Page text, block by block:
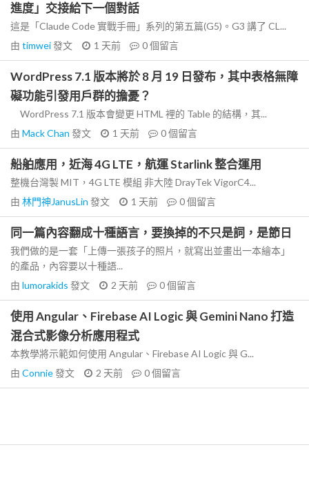
進度」交接給下一個對話
這是「Claude Code 實戰手冊」系列的第五篇(G5)。G3 講了 CL...
由 timwei發文 1 天前 0個留言
WordPress 7.1 版本將於 8 月 19 日發布，其中表格無障
礙功能引發用戶群的擔憂？
WordPress 7.1 版本會變更 HTML 裡的 Table 的結構，其...
由 Mack Chan 發文 1 天前 0個留言
船舶應用，近海 4G LTE，航運 Starlink 整合運用
整機台灣製 MIT，4G LTE 模組 非大陸 DrayTek VigorC4...
由 林門神JanusLin 發文 1 天前 0個留言
同一篇內容翻成十種語言，要換掉的不只是詞，是節日
我們做的是一套「上傳一張孩子的照片，就寫出並畫出一本繪本」
的產品，內容要以十種語...
由 lumorakids 發文 2 天前 0個留言
使用 Angular、Firebase AI Logic 與 Gemini Nano 打造
混合式影像分析應用程式
本教學將示範如何使用 Angular、Firebase AI Logic 與 G...
由 Connie發文 2 天前 0個留言